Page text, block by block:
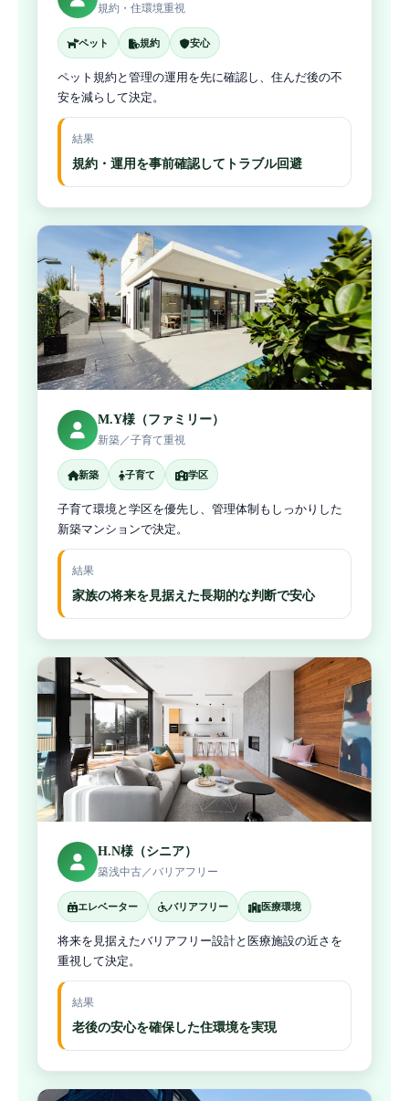
規約・住環境重視
ペット 規約 安心
ペット規約と管理の運用を先に確認し、住んだ後の不
安を減らして決定。
結果
規約・運用を事前確認してトラブル回避
M.Y様（ファミリー）
新築／子育て重視
新築 子育て 学区
子育て環境と学区を優先し、管理体制もしっかりした
新築マンションで決定。
結果
家族の将来を見据えた長期的な判断で安心
H.N様（シニア）
築浅中古／バリアフリー
エレベーター バリアフリー 医療環境
将来を見据えたバリアフリー設計と医療施設の近さを
重視して決定。
結果
老後の安心を確保した住環境を実現